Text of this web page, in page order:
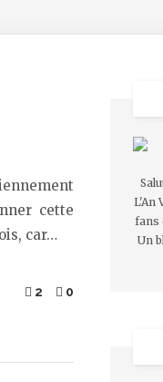
cette
car…
2 0
L'An
fans
Un